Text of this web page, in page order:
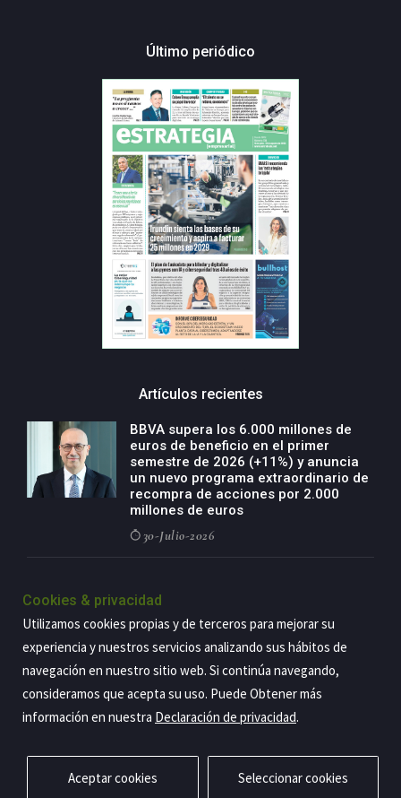
Último periódico
Artículos recientes
BBVA supera los 6.000 millones de
euros de beneficio en el primer
semestre de 2026 (+11%) y anuncia
un nuevo programa extraordinario de
recompra de acciones por 2.000
millones de euros
30-Julio-2026
negocio agro con un modelo global
países
29-Julio-2026
Privacidad Aviso legal Política de cookies Contacto
Cookies & privacidad
Utilizamos cookies propias y de terceros para mejorar su
experiencia y nuestros servicios analizando sus hábitos de
navegación en nuestro sitio web. Si continúa navegando,
consideramos que acepta su uso. Puede Obtener más
información en nuestra Declaración de privacidad.
Aceptar cookies Seleccionar cookies